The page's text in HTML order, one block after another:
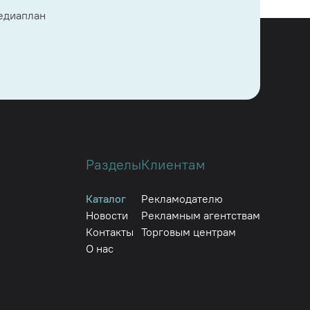
Разделы
Каталог
Новости
Контакты
О нас
Клиентам
Рекламодателю
Рекламным агентствам
Торговым центрам